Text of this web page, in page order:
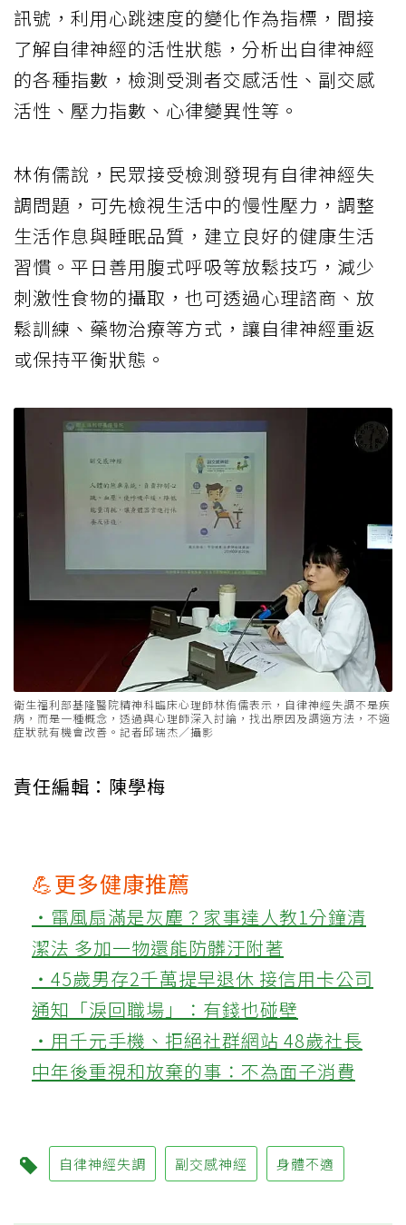
訊號，利用心跳速度的變化作為指標，間接
了解自律神經的活性狀態，分析出自律神經
的各種指數，檢測受測者交感活性、副交感
活性、壓力指數、心律變異性等。
林侑儒說，民眾接受檢測發現有自律神經失
調問題，可先檢視生活中的慢性壓力，調整
生活作息與睡眠品質，建立良好的健康生活
習慣。平日善用腹式呼吸等放鬆技巧，減少
刺激性食物的攝取，也可透過心理諮商、放
鬆訓練、藥物治療等方式，讓自律神經重返
或保持平衡狀態。
衛生福利部基隆醫院精神科臨床心理師林侑儒表示，自律神經失調不是疾
病，而是一種概念，透過與心理師深入討論，找出原因及調適方法，不適
症狀就有機會改善。記者邱瑞杰／攝影
責任編輯：陳學梅
💪更多健康推薦
‧電風扇滿是灰塵？家事達人教1分鐘清
潔法 多加一物還能防髒汙附著
‧45歲男存2千萬提早退休 接信用卡公司
通知「淚回職場」：有錢也碰壁
‧用千元手機、拒絕社群網站 48歲社長
中年後重視和放棄的事：不為面子消費
自律神經失調 副交感神經 身體不適